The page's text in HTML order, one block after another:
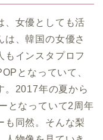
、女優としても活
は、韓国の女優さ
もインスタプロフ
となっていて、
。2017年の夏から
となっていて2周年
も同然。そんな梨